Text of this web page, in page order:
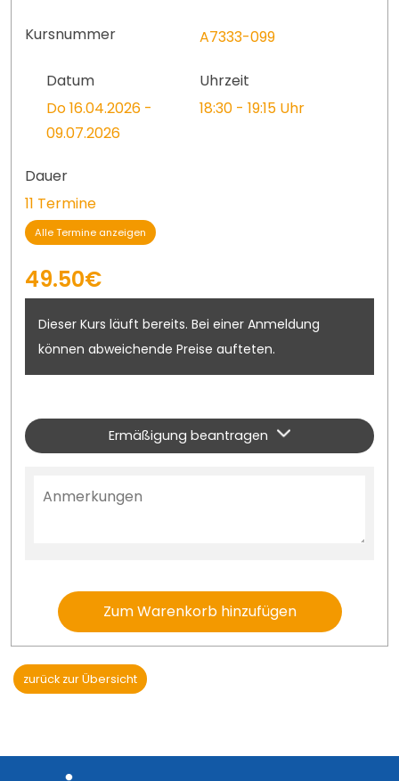
Kursnummer A7333-099
Datum
Do 16.04.2026 -
09.07.2026
Uhrzeit
18:30 - 19:15 Uhr
Dauer
11 Termine
Alle Termine anzeigen
49.50€
Dieser Kurs läuft bereits. Bei einer Anmeldung
können abweichende Preise aufteten.
Ermäßigung beantragen
Zum Warenkorb hinzufügen
zurück zur Übersicht